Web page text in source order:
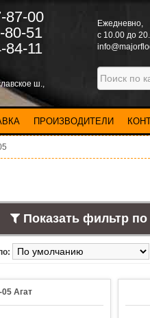
87-00
80-51
84-11
Eжедневно,
с 10.00 до
ш.,
ПРОИЗВОДИТЕЛИ
Показать фильтр
Агат